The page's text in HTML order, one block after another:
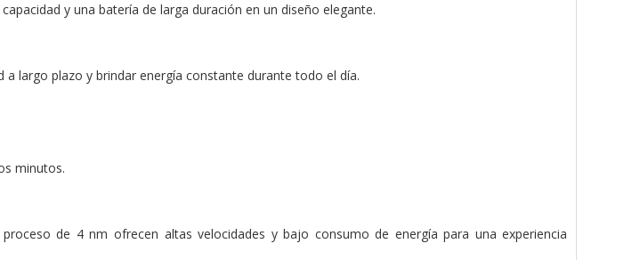
y una batería de larga duración en un diseño elegante.
largo plazo y brindar energía constante durante todo el día.
minutos.
de 4 nm ofrecen altas velocidades y bajo consumo de energía para una experiencia